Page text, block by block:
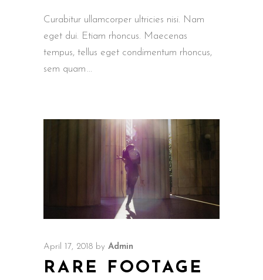
Curabitur ullamcorper ultricies nisi. Nam
eget dui. Etiam rhoncus. Maecenas
tempus, tellus eget condimentum rhoncus,
sem quam
April 17, 2018 by Admin
RARE FOOTAGE